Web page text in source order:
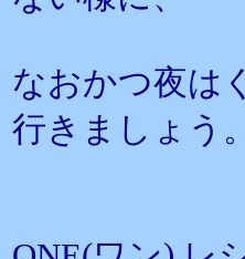
なおかつ夜は
行きましょう。